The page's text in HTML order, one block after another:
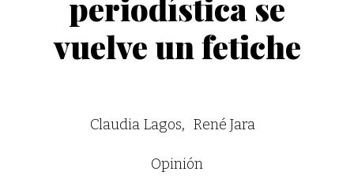
periodística se
vuelve un fetiche
Claudia Lagos René Jara
Opinión